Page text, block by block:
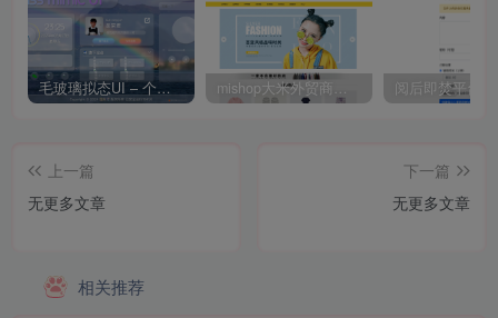
毛玻璃拟态UI – 个人主页（开源版） mishop大米外贸商城系统133种语言版本
上一篇
无更多文章
下一篇
无更多文章
相关推荐